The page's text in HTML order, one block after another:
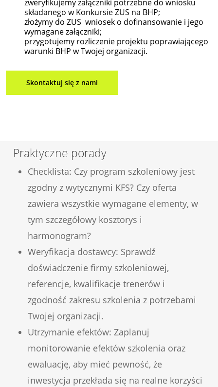
zweryfikujemy załączniki potrzebne do wniosku
składanego w Konkursie ZUS na BHP;
złożymy do ZUS wniosek o dofinansowanie i jego
wymagane załączniki;
przygotujemy rozliczenie projektu poprawiającego
warunki BHP w Twojej organizacji.
Skontaktuj się z nami
Praktyczne porady
Checklista: Czy program szkoleniowy jest
zgodny z wytycznymi KFS? Czy oferta
zawiera wszystkie wymagane elementy, w
tym szczegółowy kosztorys i
harmonogram?
Weryfikacja dostawcy: Sprawdź
doświadczenie firmy szkoleniowej,
referencje, kwalifikacje trenerów i
zgodność zakresu szkolenia z potrzebami
Twojej organizacji.
Utrzymanie efektów: Zaplanuj
monitorowanie efektów szkolenia oraz
ewaluację, aby mieć pewność, że
inwestycja przekłada się na realne korzyści